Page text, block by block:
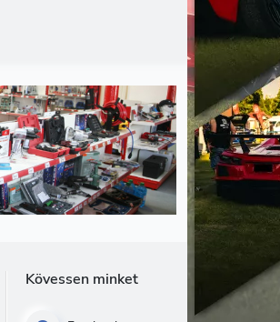
Kövessen minket